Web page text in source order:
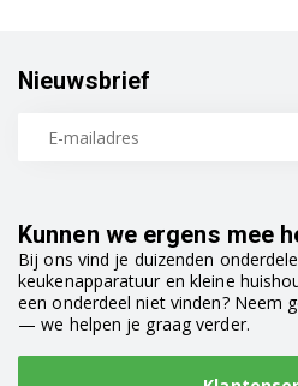
Kunnen we ergens mee
Bij ons vind je duizenden
keukenapparatuur en kleine
een onderdeel niet vinden? Neem
— we helpen je graag verder.
Nieuwsbrief